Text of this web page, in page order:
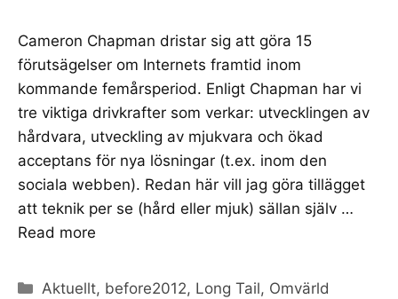
Cameron Chapman dristar sig att göra 15
förutsägelser om Internets framtid inom
kommande femårsperiod. Enligt Chapman har vi
tre viktiga drivkrafter som verkar: utvecklingen av
hårdvara, utveckling av mjukvara och ökad
acceptans för nya lösningar (t.ex. inom den
sociala webben). Redan här vill jag göra tillägget
att teknik per se (hård eller mjuk) sällan själv …
Read more
Categories
Aktuellt, before2012, Long Tail, Omvärld